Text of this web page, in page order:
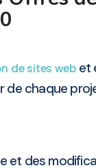
de sites webet
de chaque
et des